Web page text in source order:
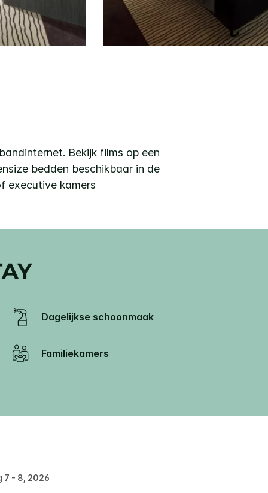
Bekijk films op een
bedden beschikbaar in de
executive kamers
Dagelijkse schoonmaak
Familiekamers
7 - 8, 2026